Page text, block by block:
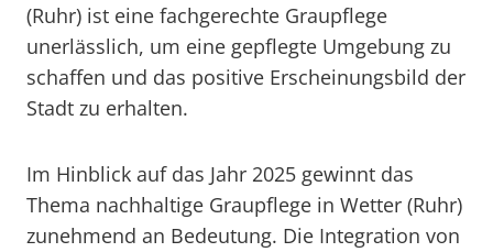
(Ruhr) ist eine fachgerechte Graupflege
unerlässlich, um eine gepflegte Umgebung zu
schaffen und das positive Erscheinungsbild der
Stadt zu erhalten.
Im Hinblick auf das Jahr 2025 gewinnt das
Thema nachhaltige Graupflege in Wetter (Ruhr)
zunehmend an Bedeutung. Die Integration von